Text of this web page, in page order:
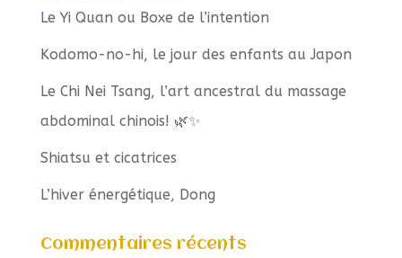
Le Yi Quan ou Boxe de l’intention
Kodomo-no-hi, le jour des enfants au Japon
Le Chi Nei Tsang, l’art ancestral du massage
abdominal chinois! 🌿✨
Shiatsu et cicatrices
L’hiver énergétique, Dong
Commentaires récents